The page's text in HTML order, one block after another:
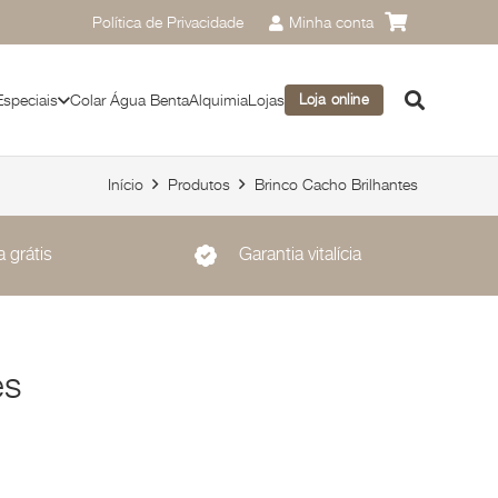
Política de Privacidade Minha conta
Colar Água BentaAlquimiaLojas Loja online
Início Produtos Brinco Cacho Brilhantes
grátis Garantia vitalícia